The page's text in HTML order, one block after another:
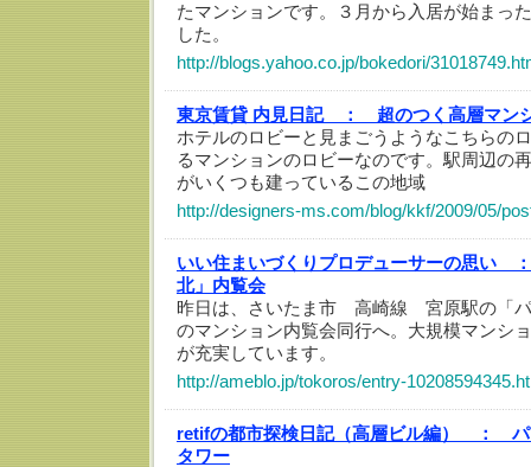
たマンションです。３月から入居が始まっ
した。
http://blogs.yahoo.co.jp/bokedori/
東京賃貸 内見日記 ：
超のつく高層マ
ホテルのロビーと見まごうようなこちらの
るマンションのロビーなのです。駅周辺の
がいくつも建っているこの地域
http://designers-ms.com/blog/kkf/2009/05/
いい住まいづくりプロデューサーの思い ：
北」内覧会
昨日は、さいたま市 高崎線 宮原駅の「
のマンション内覧会同行へ。大規模マンシ
が充実しています。
http://ameblo.jp/tokoros/entry-
retifの都市探検日記（高層ビル編） ：
タワー